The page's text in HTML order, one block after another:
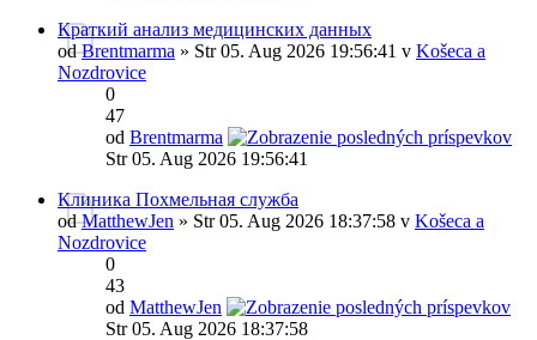
Краткий анализ медицинских данных
odBrentmarma » Str 05. Aug 2026 19:56:41 v Košeca a
Nozdrovice
0
47
od Brentmarma
Str 05. Aug 2026 19:56:41
Клиника Похмельная служба
odMatthewJen » Str 05. Aug 2026 18:37:58 v Košeca a
Nozdrovice
0
43
od MatthewJen
Str 05. Aug 2026 18:37:58